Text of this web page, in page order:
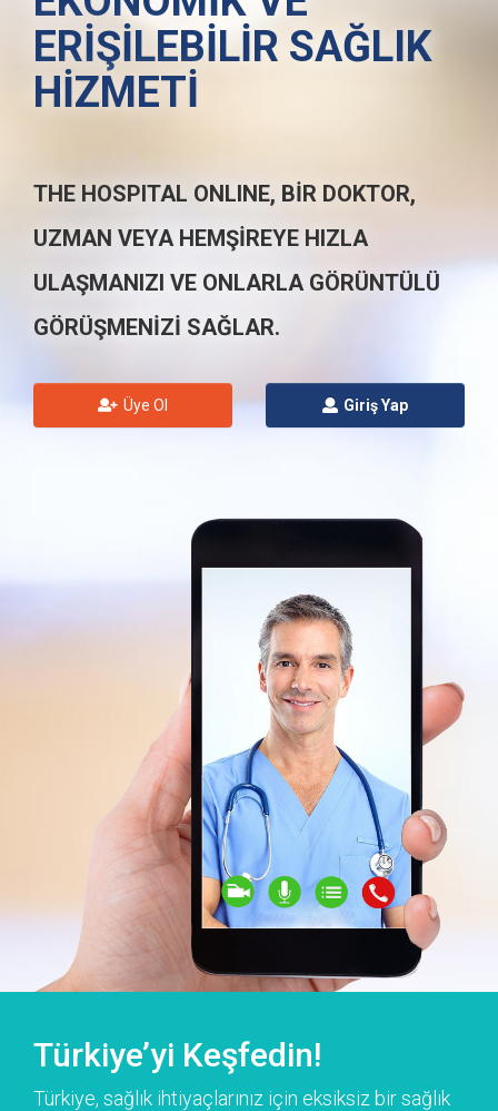
ERIŞILEBILIR SAĞLIK
HIZMETI
THE HOSPITAL ONLINE, BIR DOKTOR,
UZMAN VEYA HEMŞIREYE HIZLA
ULAŞMANIZI VE ONLARLA GÖRÜNTÜLÜ
GÖRÜŞMENIZI SAĞLAR.
Üye Ol Giriş Yap
Türkiye’yi Keşfedin!
Türkiye, sağlık ihtiyaçlarınız için eksiksiz bir sağlık